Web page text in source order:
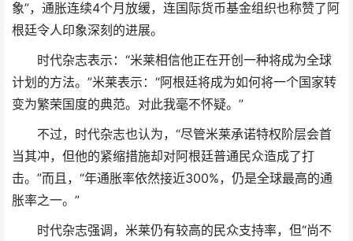
象”，通胀连续4个月放缓，连国际货币基金组织也称赞了阿
根廷令人印象深刻的进展。
时代杂志表示：“米莱相信他正在开创一种将成为全球
计划的方法。”米莱表示：“阿根廷将成为如何将一个国家转
变为繁荣国度的典范。对此我毫不怀疑。”
不过，时代杂志也认为，“尽管米莱承诺特权阶层会首
当其冲，但他的紧缩措施却对阿根廷普通民众造成了打
击。”而且，“年通胀率依然接近300%，仍是全球最高的通
胀率之一。”
时代杂志强调，米莱仍有较高的民众支持率，但“尚不